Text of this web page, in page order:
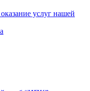
услуг нашей